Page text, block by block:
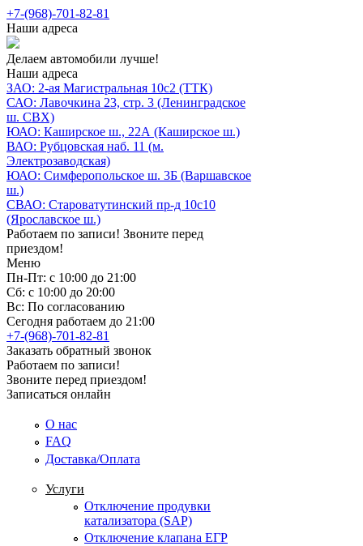
+7-(968)-701-82-81
Наши адреса
Делаем автомобили лучше!
Наши адреса
ЗАО: 2-ая Магистральная 10с2 (ТТК)
САО: Лавочкина 23, стр. 3 (Ленинградское
ш. СВХ)
ЮАО: Каширское ш., 22А (Каширское ш.)
ВАО: Рубцовская наб. 11 (м.
Электрозаводская)
ЮАО: Симферопольское ш. 3Б (Варшавское
ш.)
СВАО: Староватутинский пр-д 10с10
(Ярославское ш.)
Работаем по записи! Звоните перед
приездом!
Меню
Пн-Пт: с 10:00 до 21:00
Сб: с 10:00 до 20:00
Вс: По согласованию
Сегодня работаем до 21:00
+7-(968)-701-82-81
Заказать обратный звонок
Работаем по записи!
Звоните перед приездом!
Записаться онлайн
О нас
FAQ
Доставка/Оплата
Услуги
Отключение продувки
катализатора (SAP)
Отключение клапана ЕГР